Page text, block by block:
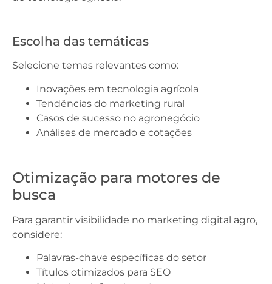
Escolha das temáticas
Selecione temas relevantes como:
Inovações em tecnologia agrícola
Tendências do marketing rural
Casos de sucesso no agronegócio
Análises de mercado e cotações
Otimização para motores de
busca
Para garantir visibilidade no marketing digital agro,
considere:
Palavras-chave específicas do setor
Títulos otimizados para SEO